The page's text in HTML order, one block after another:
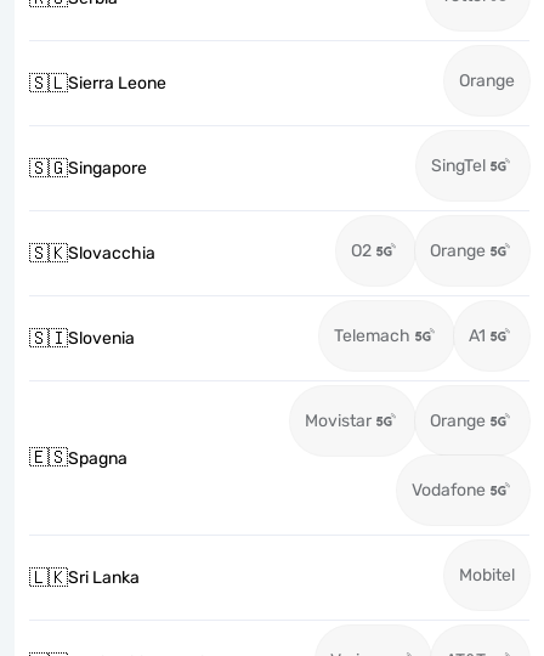
🇸🇱Sierra Leone Orange
🇸🇬Singapore SingTel
🇸🇰Slovacchia O2 Orange
🇸🇮Slovenia Telemach A1
🇪🇸Spagna
Movistar Orange
Vodafone
🇱🇰Sri Lanka Mobitel